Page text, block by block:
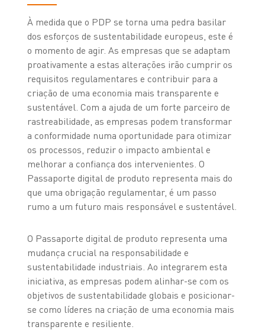
À medida que o PDP se torna uma pedra basilar
dos esforços de sustentabilidade europeus, este é
o momento de agir. As empresas que se adaptam
proativamente a estas alterações irão cumprir os
requisitos regulamentares e contribuir para a
criação de uma economia mais transparente e
sustentável. Com a ajuda de um forte parceiro de
rastreabilidade, as empresas podem transformar
a conformidade numa oportunidade para otimizar
os processos, reduzir o impacto ambiental e
melhorar a confiança dos intervenientes. O
Passaporte digital de produto representa mais do
que uma obrigação regulamentar, é um passo
rumo a um futuro mais responsável e sustentável.
O Passaporte digital de produto representa uma
mudança crucial na responsabilidade e
sustentabilidade industriais. Ao integrarem esta
iniciativa, as empresas podem alinhar-se com os
objetivos de sustentabilidade globais e posicionar-
se como líderes na criação de uma economia mais
transparente e resiliente.